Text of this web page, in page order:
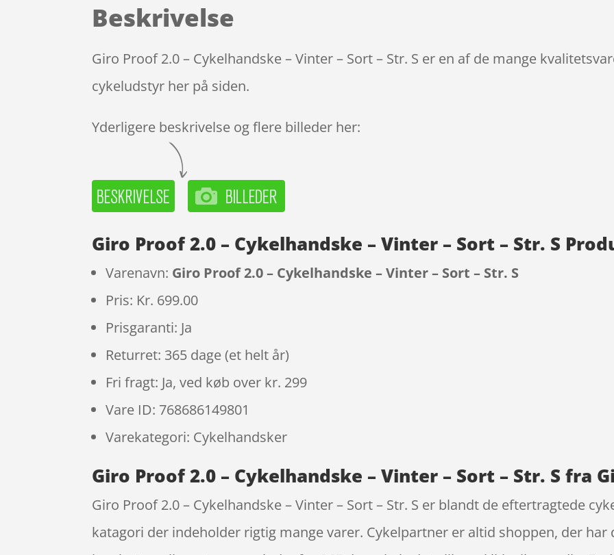
mmelser
Beskrivelse
Giro Proof 2.0 – Cykelhandske – Vinter – Sort – Str. S er en af de mange
cykeludstyr her på siden.
Yderligere beskrivelse og flere billeder her:
Giro Proof 2.0 – Cykelhandske – Vinter – Sort – Str. S
Varenavn: Giro Proof 2.0 – Cykelhandske – Vinter – Sort – Str. S
Pris: Kr. 699.00
Prisgaranti: Ja
Returret: 365 dage (et helt år)
Fri fragt: Ja, ved køb over kr. 299
Vare ID: 768686149801
Varekategori: Cykelhandsker
Giro Proof 2.0 – Cykelhandske – Vinter – Sort – Str. S fra
Giro Proof 2.0 – Cykelhandske – Vinter – Sort – Str. S er blandt de eftertragtede
katagori der indeholder rigtig mange varer. Cykelpartner er altid shoppen, der har